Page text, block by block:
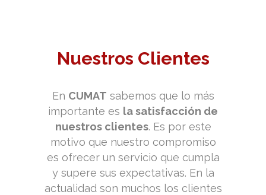
Nuestros Clientes
En CUMAT sabemos que lo más
importante es la satisfacción de
nuestros clientes. Es por este
motivo que nuestro compromiso
es ofrecer un servicio que cumpla
y supere sus expectativas. En la
actualidad son muchos los clientes